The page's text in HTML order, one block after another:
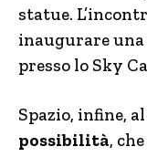
statue.
inaugurare
presso lo Sky
Spazio, infine,
possibilità,